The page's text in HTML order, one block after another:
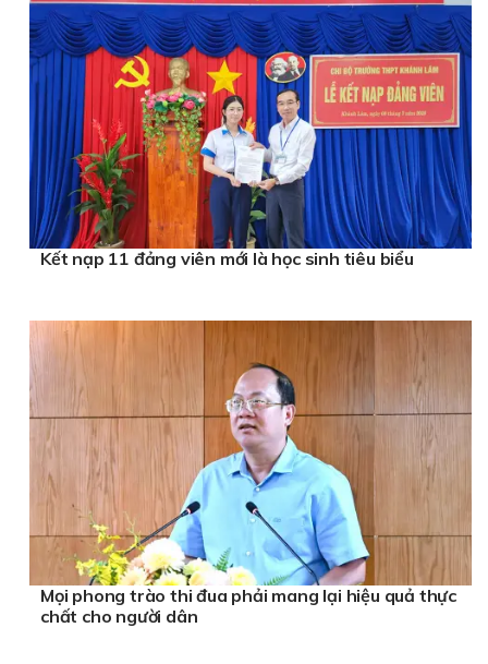
Kết nạp 11 đảng viên mới là học sinh tiêu biểu
Mọi phong trào thi đua phải mang lại hiệu quả thực
chất cho người dân